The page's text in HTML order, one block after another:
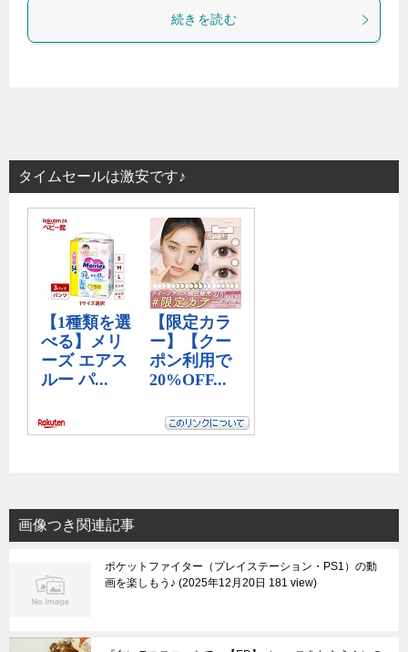
続きを読む
タイムセールは激安です♪
画像つき関連記事
ポケットファイター（プレイステーション・PS1）の動
画を楽しもう♪ 2025年12月20日 181 view